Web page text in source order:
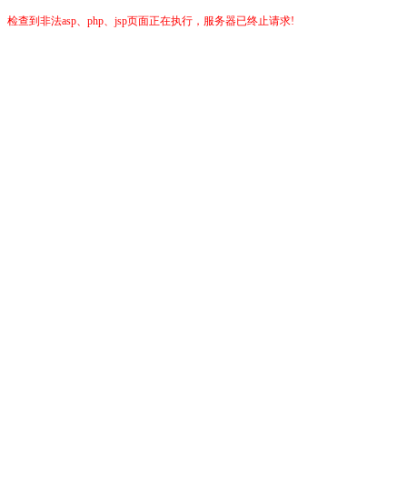
检查到非法asp、php、jsp页面正在执行，服务器已终止请求!